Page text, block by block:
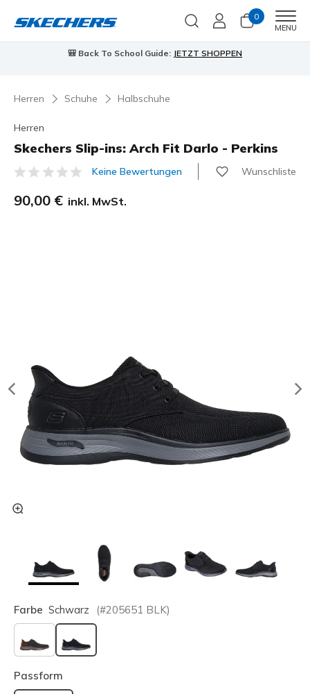
0
MENU
🎒 Back To School Guide: JETZT SHOPPEN
Herren Schuhe Halbschuhe
Herren
Skechers Slip-ins: Arch Fit Darlo - Perkins
5 von 5 Kundenbewertungen
Keine Bewertungen Wunschliste
90,00 € inkl. MwSt.
Farbe Schwarz (#205651 BLK)
ausgewählt
Passform